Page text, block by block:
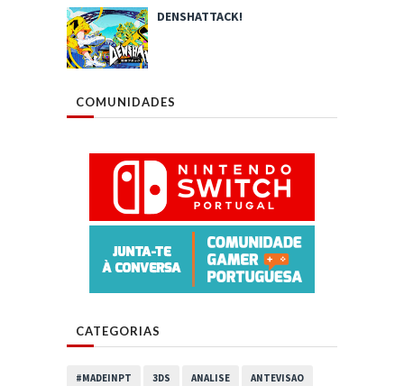
DENSHATTACK!
COMUNIDADES
CATEGORIAS
#MADEINPT 3DS ANALISE ANTEVISAO